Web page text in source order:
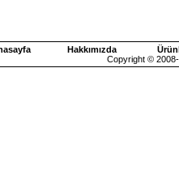
Hakkımızda
Copyright ©